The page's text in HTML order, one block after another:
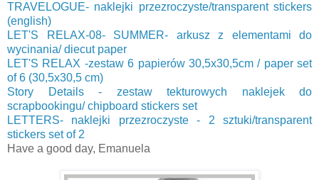
TRAVELOGUE- naklejki przezroczyste/transparent stickers
(english)
LET'S RELAX-08- SUMMER- arkusz z elementami do
wycinania/ diecut paper
LET'S RELAX -zestaw 6 papierów 30,5x30,5cm / paper set
of 6 (30,5x30,5 cm)
Story Details - zestaw tekturowych naklejek do
scrapbookingu/ chipboard stickers set
LETTERS- naklejki przezroczyste - 2 sztuki/transparent
stickers set of 2
Have a good day, Emanuela